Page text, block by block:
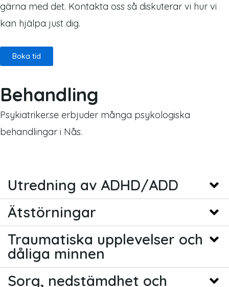
gärna med det. Kontakta oss så diskuterar vi hur vi
kan hjälpa just dig.
Boka tid
Behandling
Psykiatriker.se erbjuder många psykologiska
behandlingar i Nås.
Utredning av ADHD/ADD
Ätstörningar
Traumatiska upplevelser och
dåliga minnen
Sorg, nedstämdhet och